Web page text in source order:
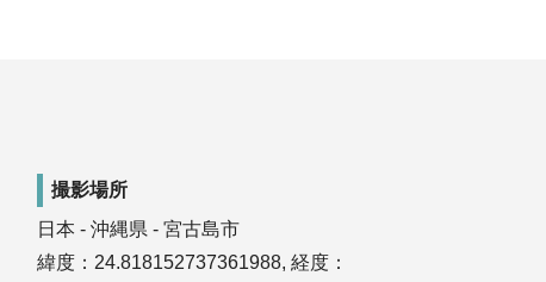
撮影場所
日本 - 沖縄県 - 宮古島市
緯度：24.818152737361988, 経度：